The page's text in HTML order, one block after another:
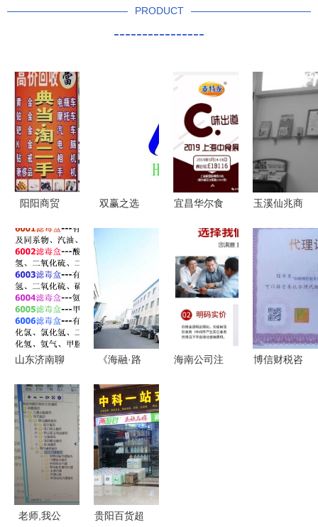
PRODUCT
----------------
阳阳商贸
理，共启诚
信财富路
双赢之选
祥日用制品
商贸代理合
宜昌华尔食
艳上海中食
展，打造全
品类饼干链
条发展新模
式
玉溪仙兆商
代理，商贸
代理代办助
力合作共赢
山东济南聊
滤毒盒总代
理 6003CN
滤毒盒优质
供应商解析
《海融·路
夏季东北行
(大连篇一)
商贸代理办
的手记与观
察
海南公司注
博信财税咨
老师,我公 贵阳百货超